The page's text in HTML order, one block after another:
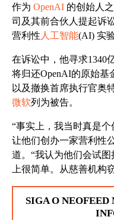
作为 OpenAI的创始人之
司及其前合伙人提起诉
营利性 人工智能(AI) 实
在诉讼中，他寻求
将归还OpenAI的原始
以及撤换首席执行官奥
微软列为被告。
“事实上，我当时真是个
让他们创办一家营利性
道。“我认为他们会试
上很简单。从慈善机构
SIGA O NEOFEED